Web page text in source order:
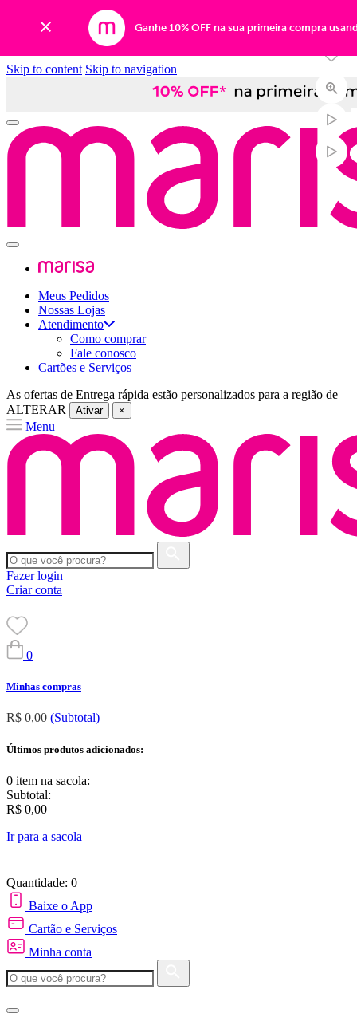
Ganhe 10% OFF na sua primeira compra
Skip to content Skip to navigation
Meus Pedidos
Nossas Lojas
Atendimento
Como comprar
Fale conosco
Cartões e Serviços
As ofertas de Entrega rápida estão personalizados para a região de
ALTERAR
Ativar ×
Menu
Fazer login
Criar conta
0
Minhas compras
R$ 0,00 (Subtotal)
Últimos produtos adicionados:
0 item na sacola:
Subtotal:
R$ 0,00
Ir para a sacola
Quantidade: 0
Baixe o App
Cartão e Serviços
Minha conta